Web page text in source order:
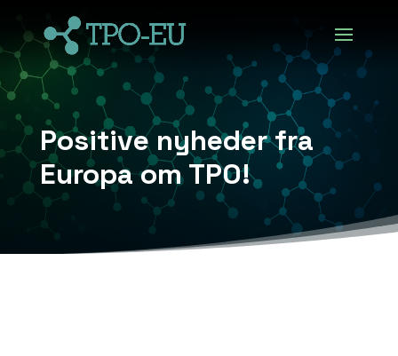
Positive nyheder fra
Europa om TPO!